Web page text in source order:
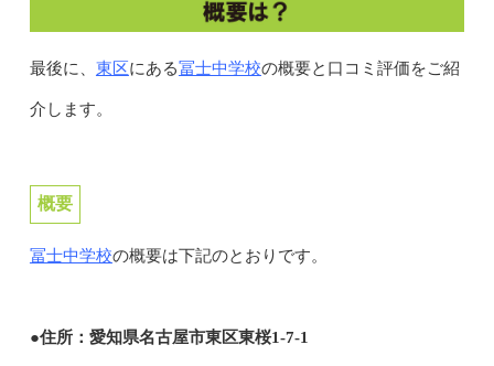
最後に、 東区にある冨士中学校の概要と口コミ評価をご紹
介します。
概要
冨士中学校の概要は下記のとおりです。
●住所：愛知県名古屋市東区東桜1-7-1